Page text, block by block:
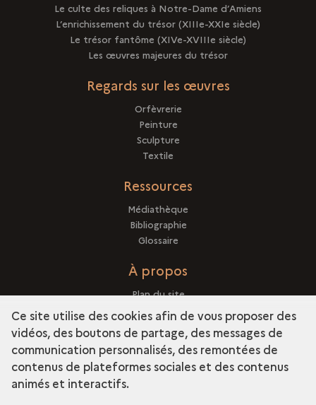
Le culte des reliques à Notre-Dame d’Amiens
L’enrichissement du trésor (XIIIe-XXIe siècle)
Le trésor fantôme (XIVe-XVIIIe siècle)
Les œuvres majeures du trésor
Regards sur les œuvres
Orfèvrerie
Peinture
Sculpture
Textile
Ressources
Médiathèque
Bibliographie
Glossaire
À propos
Plan du site
Crédits
Mentions légales
Ce site utilise des cookies afin de vous proposer des
vidéos, des boutons de partage, des messages de
communication personnalisés, des remontées de
contenus de plateformes sociales et des contenus
animés et interactifs.